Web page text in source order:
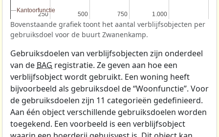
250
250 500
500 750
750 1.000
1.000
Kantoorfunctie
Kantoorfunctie
Bovenstaande grafiek toont het aantal verblijfsobjecten per
gebruiksdoel voor de buurt Zwanenkamp.
Gebruiksdoelen van verblijfsobjecten zijn onderdeel
van de BAG registratie. Ze geven aan hoe een
verblijfsobject wordt gebruikt. Een woning heeft
bijvoorbeeld als gebruiksdoel de “Woonfunctie”. Voor
de gebruiksdoelen zijn 11 categorieën gedefinieerd.
Aan één object verschillende gebruiksdoelen worden
toegekend. Een voorbeeld is een verblijfsobject